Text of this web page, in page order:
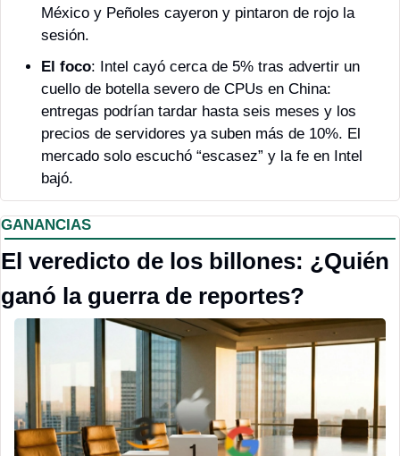
México y Peñoles cayeron y pintaron de rojo la
sesión.
El foco: Intel cayó cerca de 5% tras advertir un
cuello de botella severo de CPUs en China:
entregas podrían tardar hasta seis meses y los
precios de servidores ya suben más de 10%. El
mercado solo escuchó “escasez” y la fe en Intel
bajó.
GANANCIAS
El veredicto de los billones: ¿Quién
ganó la guerra de reportes?